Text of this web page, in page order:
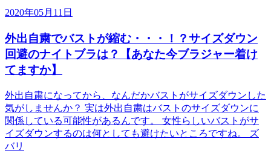
2020年05月11日
外出自粛でバストが縮む・・・！？サイズダウン
回避のナイトブラは？【あなた今ブラジャー着け
てますか】
外出自粛になってから、なんだかバストがサイズダウンした
気がしませんか？ 実は外出自粛はバストのサイズダウンに
関係している可能性があるんです。 女性らしいバストがサ
イズダウンするのは何としても避けたいところですね。 ズ
バリ